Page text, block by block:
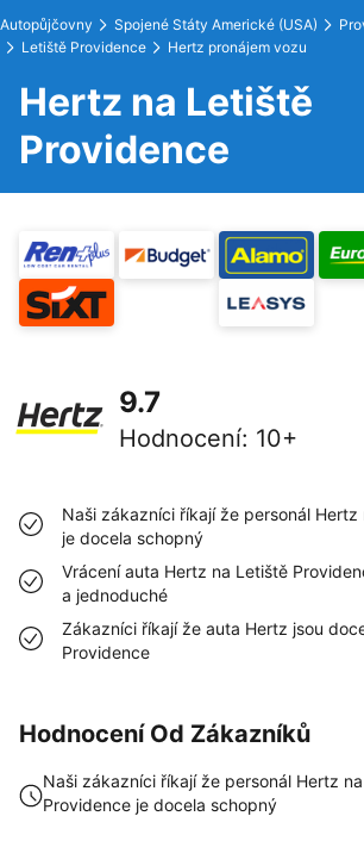
Autopůjčovny Spojené Státy Americké (USA)
Letiště Providence
Hertz pronájem vozu
Hertz na Letiště
Providence
9.7
Hodnocení: 10+
Naši zákazníci říkají že personál
je docela schopný
Vrácení auta Hertz na Letiště
a jednoduché
Zákazníci říkají že auta Hertz jsou
Providence
Hodnocení Od Zákazníků
Naši zákazníci říkají že personál Hertz
Providence je docela schopný